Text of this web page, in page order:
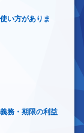
い方がありま
務・期限の利益